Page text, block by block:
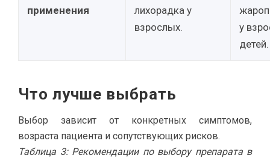
применения
лихорадка у
взрослых.
у
детей.
Что лучше выбрать
Выбор зависит от конкретных симптомов,
возраста пациента и сопутствующих рисков.
Таблица 3: Рекомендации по выбору препарата в